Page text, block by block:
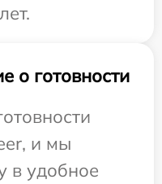
о готовности
и мы
в удобное